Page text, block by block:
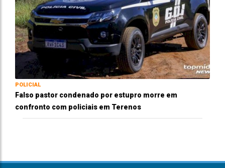
POLICIAL
Falso pastor condenado por estupro morre em
confronto com policiais em Terenos